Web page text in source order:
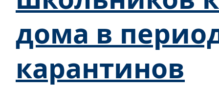
дома в
карантинов